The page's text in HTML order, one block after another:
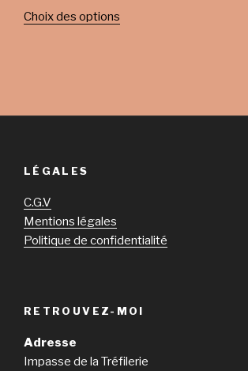
Choix des options
LÉGALES
C.G.V
Mentions légales
Politique de confidentialité
RETROUVEZ-MOI
Adresse
Impasse de la Tréfilerie